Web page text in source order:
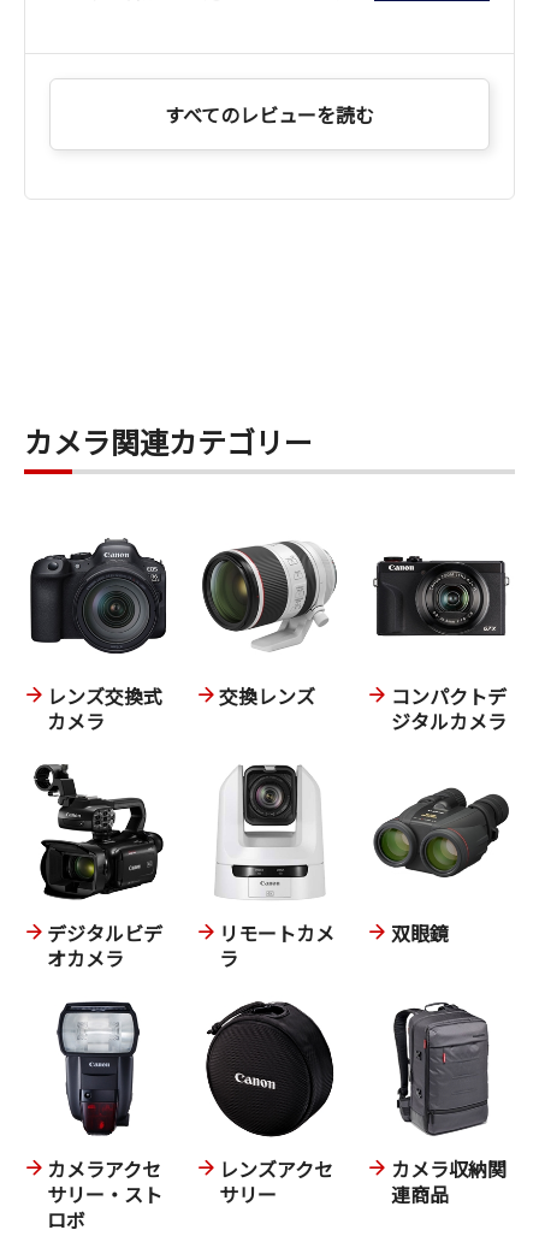
すべてのレビューを読む
カメラ関連カテゴリー
レンズ交換式
カメラ
交換レンズ
コンパクトデ
ジタルカメラ
デジタルビデ
オカメラ
リモートカメ
ラ
双眼鏡
カメラアクセ
サリー・スト
ロボ
レンズアクセ
サリー
カメラ収納関
連商品